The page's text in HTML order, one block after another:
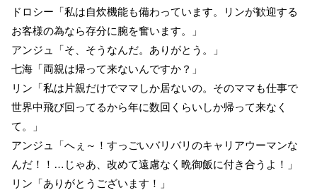
ドロシー「私は自炊機能も備わっています。リンが歓迎する
お客様の為なら存分に腕を奮います。」
アンジュ「そ、そうなんだ。ありがとう。」
七海「両親は帰って来ないんですか？」
リン「私は片親だけでママしか居ないの。そのママも仕事で
世界中飛び回ってるから年に数回くらいしか帰って来なく
て。」
アンジュ「へぇ～！すっごいバリバリのキャリアウーマンな
んだ！！…じゃあ、改めて遠慮なく晩御飯に付き合うよ！」
リン「ありがとうございます！」